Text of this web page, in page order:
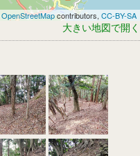
OpenStreetMapcontributors, CC-BY-SA
大きい地図で開く